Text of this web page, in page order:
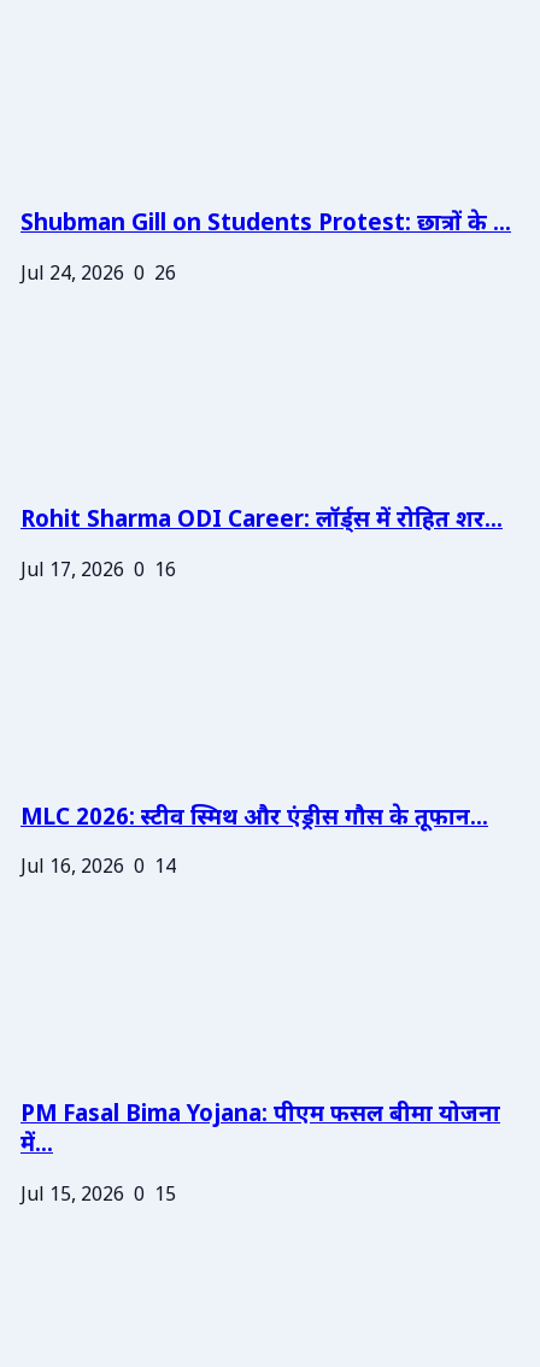
Shubman Gill on Students Protest: छात्रों के ...
Jul 24, 2026 0 26
Rohit Sharma ODI Career: लॉर्ड्स में रोहित शर...
Jul 17, 2026 0 16
MLC 2026: स्टीव स्मिथ और एंड्रीस गौस के तूफान...
Jul 16, 2026 0 14
PM Fasal Bima Yojana: पीएम फसल बीमा योजना
में...
Jul 15, 2026 0 15